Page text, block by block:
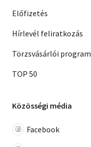
Előfizetés
Hírlevél feliratkozás
Törzsvásárlói program
TOP 50
Közösségi média
Facebook